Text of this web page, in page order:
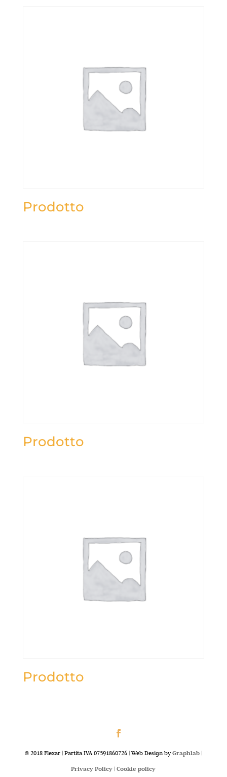
Prodotto
Prodotto
Prodotto
@ 2018 Flexar | Partita IVA 07591860726 | Web Design byGraphlab|
Privacy Policy |Cookie policy